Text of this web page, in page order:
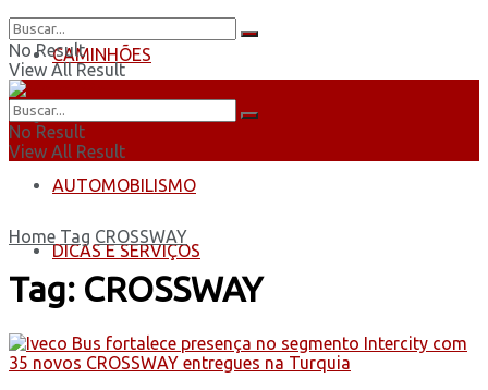
CAMINHÕES
ÔNIBUS
AUTOMOBILISMO
DICAS E SERVIÇOS
No Result
View All Result
No Result
View All Result
Home Tag CROSSWAY
Tag: CROSSWAY